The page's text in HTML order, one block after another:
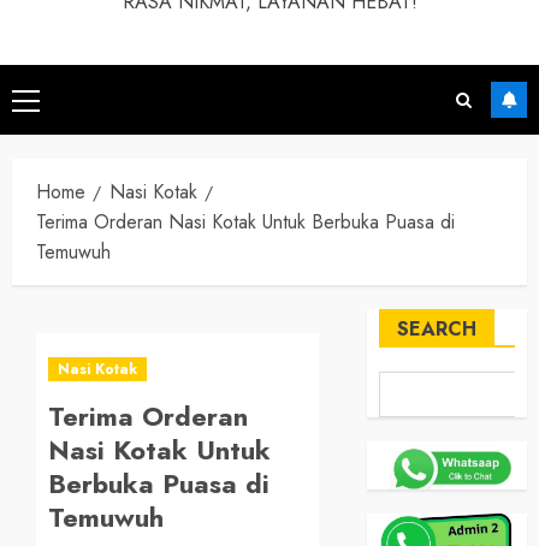
Primary
Menu
Home
Nasi Kotak
Terima Orderan Nasi Kotak Untuk Berbuka Puasa di
Temuwuh
Nasi Kotak
Terima Orderan
Nasi Kotak Untuk
Berbuka Puasa di
Temuwuh
SEARCH